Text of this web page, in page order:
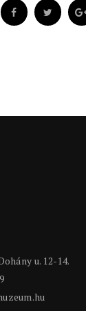
u. 12-14.